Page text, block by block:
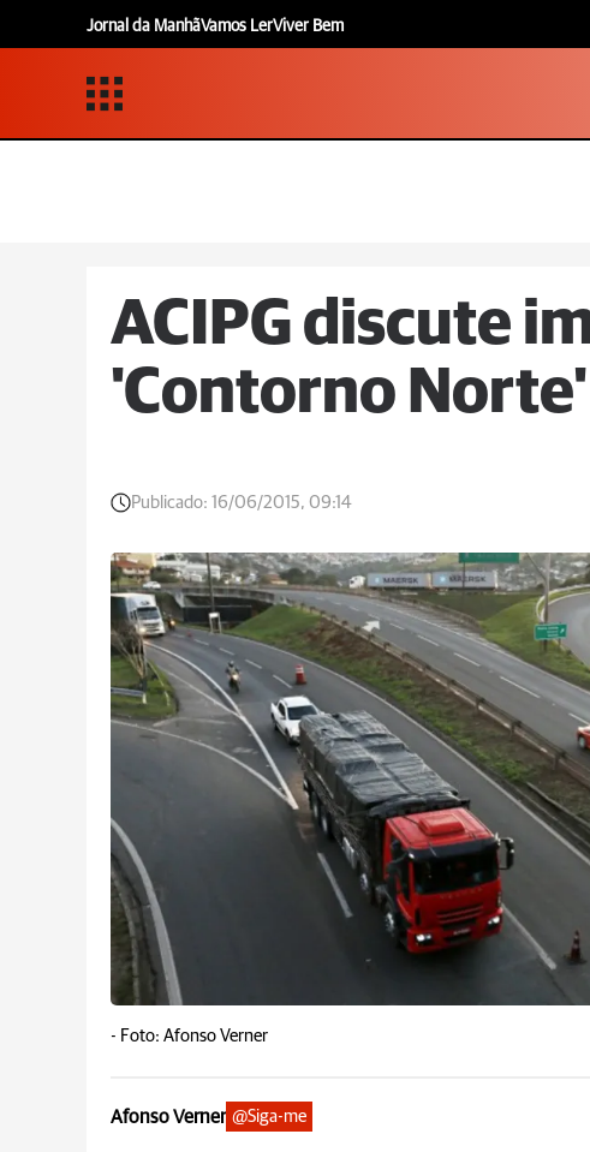
Jornal da ManhãVamos LerViver Bem
ACIPG discute
'Contorno Norte'
Publicado: 16/06/2015, 09:14
- Foto: Afonso Verner
Afonso Verner @Siga-me